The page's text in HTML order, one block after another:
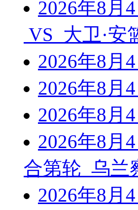
2026年8月
VS 大卫·安
2026年8
2026年8
2026年8
2026年8月
合第轮 乌
2026年8